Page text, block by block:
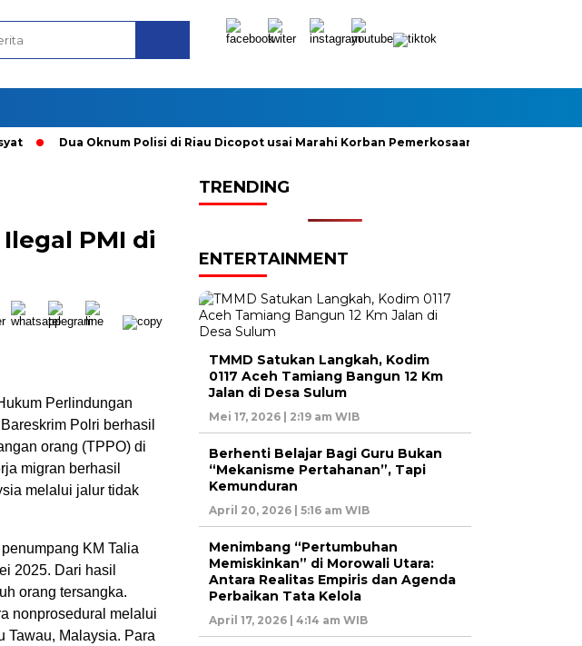
Dua Oknum Polisi di Riau Dicopot usai Marahi Korban Pemerkosaan
PMI di
Perlindungan
Polri berhasil
orang (TPPO) di
migran berhasil
melalui jalur tidak
KM Talia
2025. Dari hasil
orang tersangka.
nonprosedural melalui
Tawau, Malaysia. Para
TRENDING
ENTERTAINMENT
TMMD Satukan Langkah, Kodim
0117 Aceh Tamiang Bangun 12 Km
Jalan di Desa Sulum
Mei 17, 2026 | 2:19 am WIB
Berhenti Belajar Bagi Guru Bukan
“Mekanisme Pertahanan”, Tapi
Kemunduran
April 20, 2026 | 5:16 am WIB
Menimbang “Pertumbuhan
Memiskinkan” di Morowali Utara:
Antara Realitas Empiris dan Agenda
Perbaikan Tata Kelola
April 17, 2026 | 4:14 am WIB